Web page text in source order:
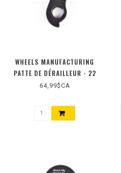
WHEELS MANUFACTURING
PATTE DE DÉRAILLEUR - 22
64,99$CA